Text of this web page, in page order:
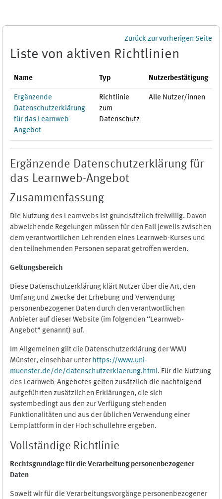
Zurück zur vorherigen Seite
Liste von aktiven Richtlinien
Name Typ Nutzerbestätigung
Ergänzende
Datenschutzerklärung
für das Learnweb-
Angebot
Richtlinie
zum
Datenschutz
Alle Nutzer/innen
Ergänzende Datenschutzerklärung für
das Learnweb-Angebot
Zusammenfassung
Die Nutzung des Learnwebs ist grundsätzlich freiwillig. Davon
abweichende Regelungen müssen für den Fall jeweils zwischen
dem verantwortlichen Lehrenden eines Learnweb-Kurses und
den teilnehmenden Personen separat getroffen werden.
Geltungsbereich
Diese Datenschutzerklärung klärt Nutzer über die Art, den
Umfang und Zwecke der Erhebung und Verwendung
personenbezogener Daten durch den verantwortlichen
Anbieter auf dieser Website (im folgenden “Learnweb-
Angebot” genannt) auf.
Im Allgemeinen gilt die Datenschutzerklärung der WWU
Münster, einsehbar unter https://www.uni-
muenster.de/de/datenschutzerklaerung.html. Für die Nutzung
des Learnweb-Angebotes gelten zusätzlich die nachfolgend
aufgeführten zusätzlichen Erklärungen, die sich
systembedingt aus den zur Verfügung stehenden
Funktionalitäten und aus der üblichen Verwendung einer
Lernplattform in der Hochschullehre ergeben.
Vollständige Richtlinie
Rechtsgrundlage für die Verarbeitung personenbezogener
Daten
Soweit wir für die Verarbeitungsvorgänge personenbezogener